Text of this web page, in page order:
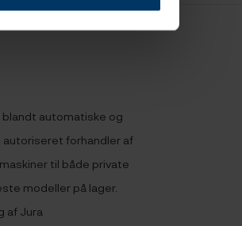
automatiske og
autoriseret forhandler af
til både private
modeller på lager.
af Jura